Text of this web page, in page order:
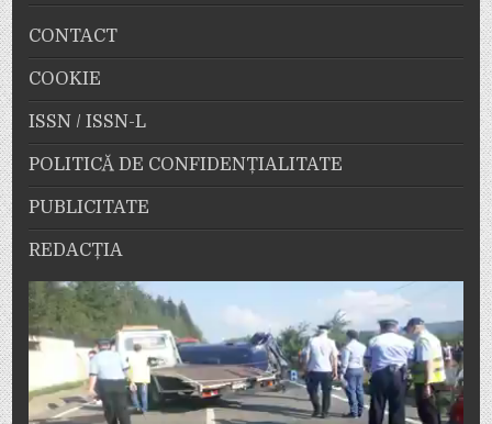
CONTACT
COOKIE
ISSN / ISSN-L
POLITICĂ DE CONFIDENȚIALITATE
PUBLICITATE
REDACȚIA